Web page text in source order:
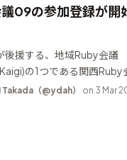
09の参加登録が開
後援する、地域Ruby会議
の1つである関西Ruby
した。（@ydah） on 3 Mar